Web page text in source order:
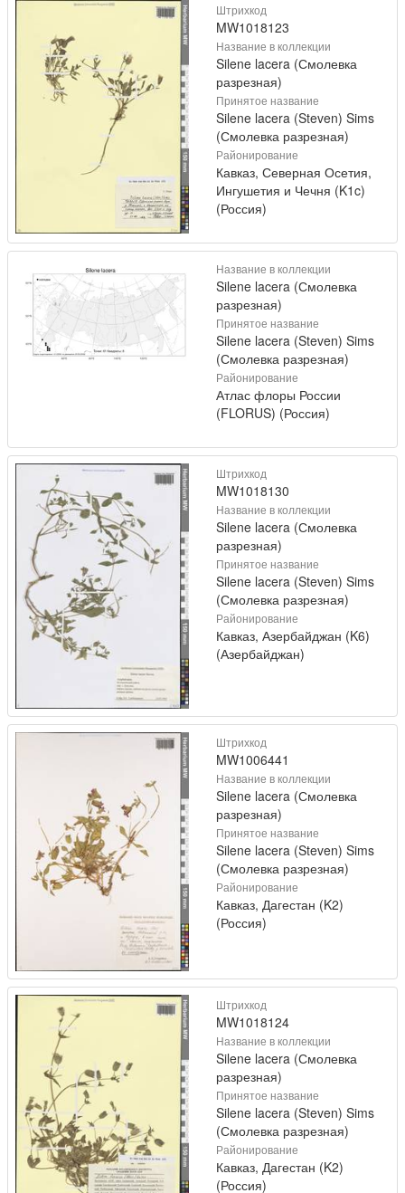
Штрихкод
MW1018123
Название в коллекции
Silene lacera (Смолевка
разрезная)
Принятое название
Silene lacera (Steven) Sims
(Смолевка разрезная)
Районирование
Кавказ, Северная Осетия,
Ингушетия и Чечня (K1c)
(Россия)
Название в коллекции
Silene lacera (Смолевка
разрезная)
Принятое название
Silene lacera (Steven) Sims
(Смолевка разрезная)
Районирование
Атлас флоры России
(FLORUS) (Россия)
Штрихкод
MW1018130
Название в коллекции
Silene lacera (Смолевка
разрезная)
Принятое название
Silene lacera (Steven) Sims
(Смолевка разрезная)
Районирование
Кавказ, Азербайджан (K6)
(Азербайджан)
Штрихкод
MW1006441
Название в коллекции
Silene lacera (Смолевка
разрезная)
Принятое название
Silene lacera (Steven) Sims
(Смолевка разрезная)
Районирование
Кавказ, Дагестан (K2)
(Россия)
Штрихкод
MW1018124
Название в коллекции
Silene lacera (Смолевка
разрезная)
Принятое название
Silene lacera (Steven) Sims
(Смолевка разрезная)
Районирование
Кавказ, Дагестан (K2)
(Россия)